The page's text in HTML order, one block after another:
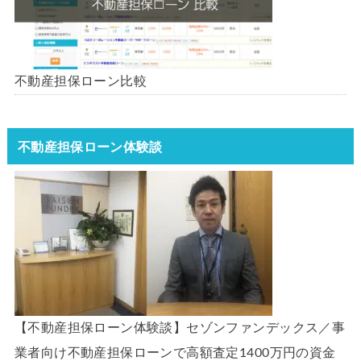
不動産担保ローン比較
不動産担保ローン体験談
【不動産担保ローン体験談】セゾンファンデックス／事
業者向け不動産担保ローンで高額査定1400万円の資金